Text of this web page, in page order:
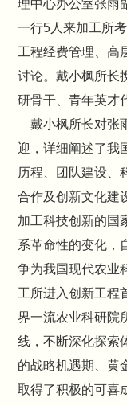
理中心办公室张雨
一行5人来加工所
工程经费管理、高
讨论。戴小枫所长
研骨干、青年英才
戴小枫所长对张
迎，详细阐述了我
历程、团队建设、
合作及创新文化建
加工科技创新的国
系革命性的变化，
争为我国现代农业
工所进入创新工程
界一流农业科研院
线，不断深化探索
的战略机遇期、黄
取得了积极的可喜